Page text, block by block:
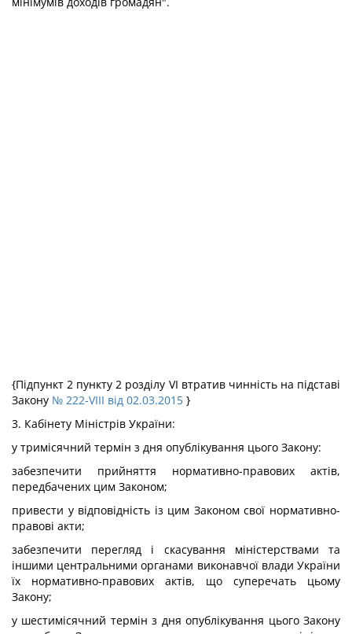
{Підпункт 2 пункту 2 розділу VI втратив чинність на підставі
Закону № 222-VIII від 02.03.2015 }
3. Кабінету Міністрів України:
у тримісячний термін з дня опублікування цього Закону:
забезпечити прийняття нормативно-правових актів,
передбачених цим Законом;
привести у відповідність із цим Законом свої нормативно-
правові акти;
забезпечити перегляд і скасування міністерствами та
іншими центральними органами виконавчої влади України
їх нормативно-правових актів, що суперечать цьому
Закону;
у шестимісячний термін з дня опублікування цього Закону